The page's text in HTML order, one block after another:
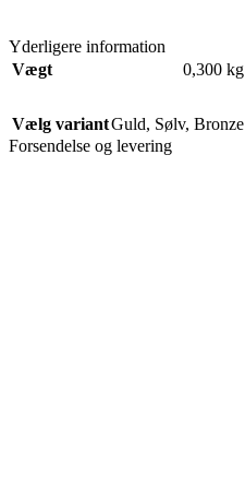
Yderligere information
Vægt
0,300 kg
Vælg variantGuld, Sølv, Bronze
Forsendelse og levering